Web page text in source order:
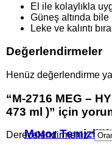
Motor Temizliği
El ile kolaylıkla
Güneş altında
Leke ve kalıntı
Değerlendirmeler
Henüz değerlendirme
“M-2716 MEG –
473 ml )” için
Derecelendirmeniz*